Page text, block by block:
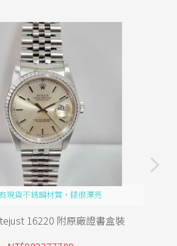
現貨不銹鋼材質，錶很漂亮
16220 附原廠證書盒裝